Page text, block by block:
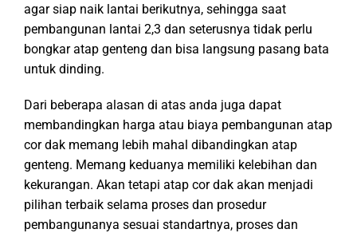
agar siap naik lantai berikutnya, sehingga saat
pembangunan lantai 2,3 dan seterusnya tidak perlu
bongkar atap genteng dan bisa langsung pasang bata
untuk dinding.
Dari beberapa alasan di atas anda juga dapat
membandingkan harga atau biaya pembangunan atap
cor dak memang lebih mahal dibandingkan atap
genteng. Memang keduanya memiliki kelebihan dan
kekurangan. Akan tetapi atap cor dak akan menjadi
pilihan terbaik selama proses dan prosedur
pembangunanya sesuai standartnya, proses dan